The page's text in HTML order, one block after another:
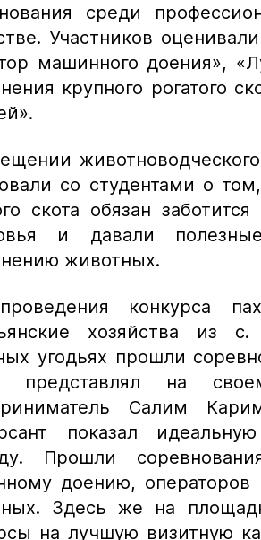
среди
Участников
машинного доения»,
крупного рогатого
со студентами о
скота обязан
и давали
животных.
конкурса
хозяйства из
угодьях прошли
представлял на
Салим
показал
Прошли
доению, операторов
Здесь же на
на лучшую визитную